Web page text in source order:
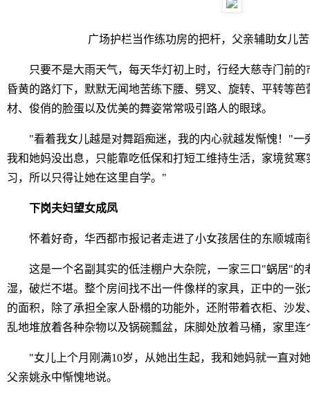
广场护栏当作练功房的把杆，父亲辅助女儿
只要不是大雨天气，每天华灯初上时，行经大慈寺门前的
昏黄的路灯下，默默无闻地苦练下腰、劈叉、旋转、平转等
材、俊俏的脸蛋以及优美的舞姿常常吸引路人的眼球。
"看着我女儿越是对舞蹈痴迷，我的内心就越发惭愧！"一
我和她妈没出息，只能靠吃低保和打短工维持生活，家境贫
习，所以只得让她在这里自学。"
下岗夫妇望女成凤
怀着好奇，华西都市报记者走进了小女孩居住的东顺城南
这是一个名副其实的低洼棚户大杂院，一家三口"蜗居"的
湿，破烂不堪。整个房间找不出一件像样的家具，正中的一
的面积，除了承担全家人卧榻的功能外，还附带着衣柜、沙
乱地堆放着各种杂物以及锅碗瓢盆，床脚处放着马桶，家里
"女儿上个月刚满10岁，从她出生起，我和她妈就一直对
父亲姚永中惭愧地说。